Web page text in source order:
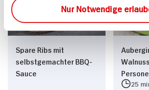
Nur Notwendige
Spare Ribs mit
selbstgemachter BBQ-
Sauce
25